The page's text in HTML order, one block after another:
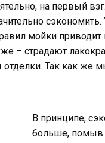
на первый
сэкономить.
мойки приводит
– страдают
Так как же
В принципе,
больше, помыв